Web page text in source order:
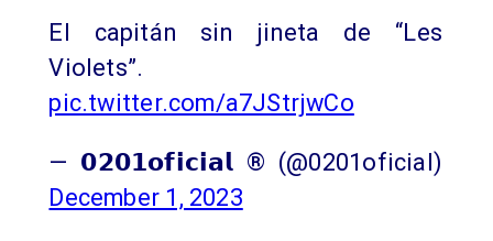
El capitán sin jineta de “Les
Violets”.
pic.twitter.com/a7JStrjwCo
— 𝟬𝟮𝟬𝟭𝗼𝗳𝗶𝗰𝗶𝗮𝗹 ® (@0201oficial)
December 1, 2023